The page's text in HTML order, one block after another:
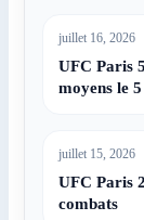
juillet 16, 2026
UFC Paris
moyens le
juillet 15, 2026
UFC Paris
combats